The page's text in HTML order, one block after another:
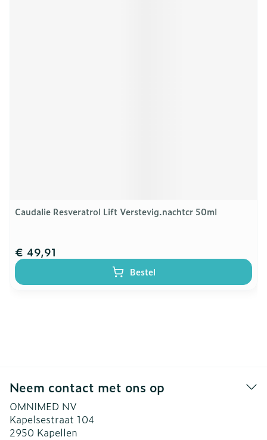
Caudalie Resveratrol Lift Verstevig.nachtcr 50ml
€ 49,91
Bestel
Neem contact met ons op
OMNIMED NV
Kapelsestraat 104
2950 Kapellen